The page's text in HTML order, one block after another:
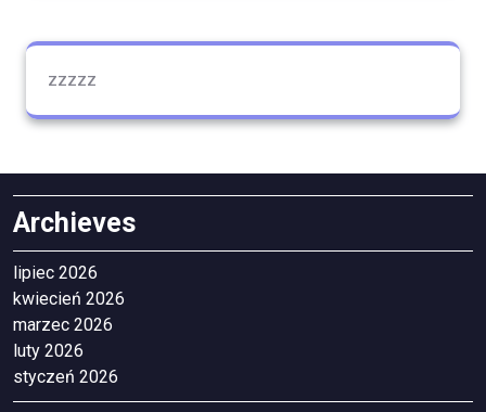
zzzzz
Archieves
lipiec 2026
kwiecień 2026
marzec 2026
luty 2026
styczeń 2026